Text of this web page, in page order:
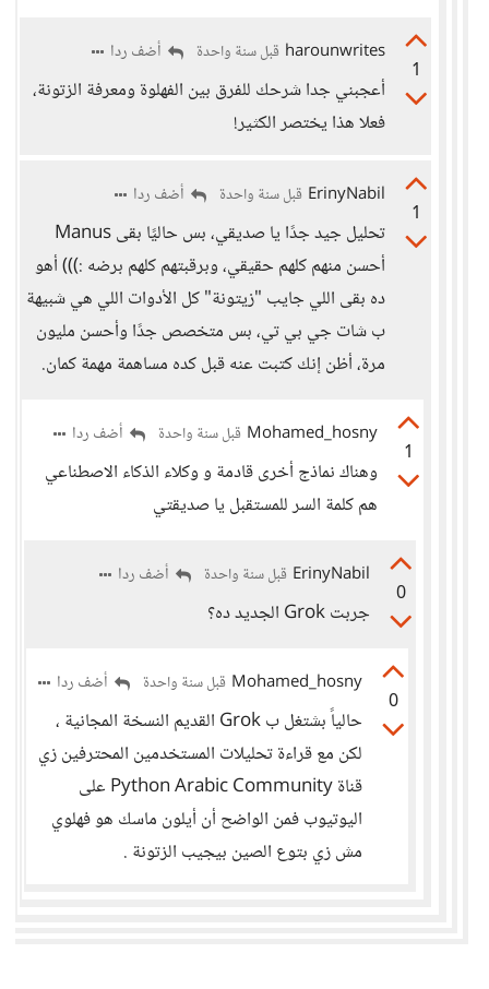
1
harounwrites قبل سنة واحدة أضف ردا
أعجبني جدا شرحك للفرق بين الفهلوة ومعرفة الزتونة،
فعلا هذا يختصر الكثير!
1
ErinyNabil قبل سنة واحدة أضف ردا
تحليل جيد جدًا يا صديقي، بس حاليًا بقى Manus
أحسن منهم كلهم حقيقي، وبرقبتهم كلهم برضه :))) أهو
ده بقى اللي جايب "زيتونة" كل الأدوات اللي هي شبيهة
ب شات جي بي تي، بس متخصص جدًا وأحسن مليون
مرة، أظن إنك كتبت عنه قبل كده مساهمة مهمة كمان.
1
Mohamed_hosny قبل سنة واحدة أضف ردا
وهناك نماذج أخرى قادمة و وكلاء الذكاء الاصطناعي
هم كلمة السر للمستقبل يا صديقتي
0
ErinyNabil قبل سنة واحدة أضف ردا
جربت Grok الجديد ده؟
0
Mohamed_hosny قبل سنة واحدة أضف ردا
حالياً بشتغل ب Grok القديم النسخة المجانية ،
لكن مع قراءة تحليلات المستخدمين المحترفين زي
قناة Python Arabic Community على
اليوتيوب فمن الواضح أن أيلون ماسك هو فهلوي
مش زي بتوع الصين بيجيب الزتونة .